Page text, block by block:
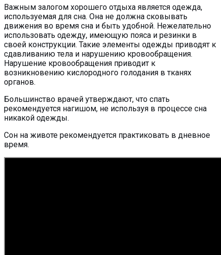
Важным залогом хорошего отдыха является одежда,
используемая для сна. Она не должна сковывать
движения во время сна и быть удобной. Нежелательно
использовать одежду, имеющую пояса и резинки в
своей конструкции. Такие элементы одежды приводят к
сдавливанию тела и нарушению кровообращения.
Нарушение кровообращения приводит к
возникновению кислородного голодания в тканях
органов.
Большинство врачей утверждают, что спать
рекомендуется нагишом, не используя в процессе сна
никакой одежды.
Сон на животе рекомендуется практиковать в дневное
время.